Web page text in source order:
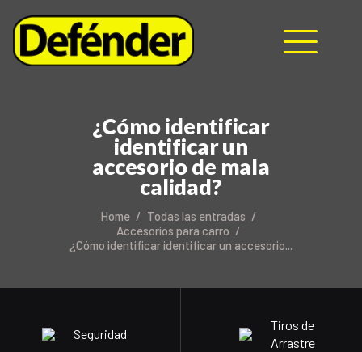
¿Cómo identificar
identificar un
accesorio de mala
calidad?
Home
Todas las entradas
Accesorios para carro
¿Cómo identificar identificar un accesorio...
Seguridad
Tiros de
Arrastre
NOSOTROS
MANUALES
RECURSOS